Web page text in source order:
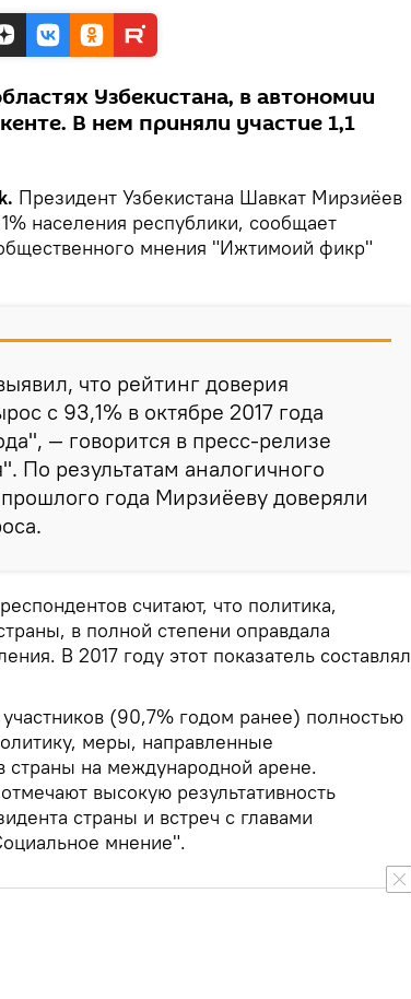
Узбекистана, в автономии
В нем приняли участие 1,1
Президент Узбекистана Шавкат Мирзиёев
населения республики, сообщает
мнения "Ижтимоий фикр"
что рейтинг доверия
с 93,1% в октябре 2017 года
— говорится в пресс-релизе
По результатам аналогичного
года Мирзиёеву доверяли
считают, что политика,
в полной степени оправдала
В 2017 году этот показатель составлял
(90,7% годом ранее) полностью
меры, направленные
страны на международной арене.
высокую результативность
страны и встреч с главами
мнение".